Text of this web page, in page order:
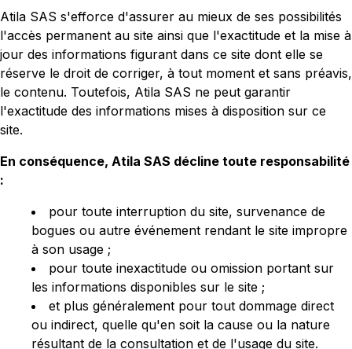
Atila SAS s'efforce d'assurer au mieux de ses possibilités
l'accès permanent au site ainsi que l'exactitude et la mise à
jour des informations figurant dans ce site dont elle se
réserve le droit de corriger, à tout moment et sans préavis,
le contenu. Toutefois, Atila SAS ne peut garantir
l'exactitude des informations mises à disposition sur ce
site.
En conséquence, Atila SAS décline toute responsabilité
:
pour toute interruption du site, survenance de
bogues ou autre événement rendant le site impropre
à son usage ;
pour toute inexactitude ou omission portant sur
les informations disponibles sur le site ;
et plus généralement pour tout dommage direct
ou indirect, quelle qu'en soit la cause ou la nature
résultant de la consultation et de l'usage du site.